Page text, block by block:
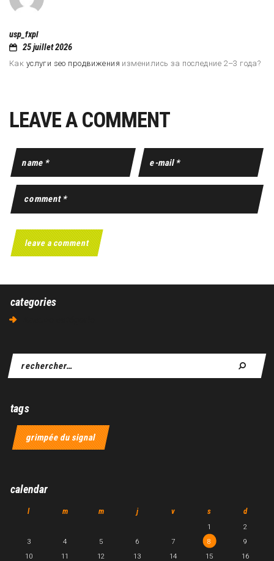
usp_fxpl
25 juillet 2026
Как услуги seo продвижения изменились за последние 2–3 года?
LEAVE A COMMENT
categories
tags
grimpée du signal
calendar
l m m j v s d
1
2
3
4 5 6 7 8
9
10
11 12 13 14 15
16